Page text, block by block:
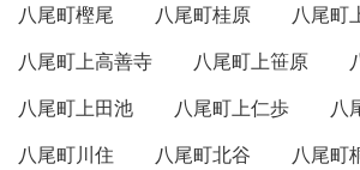
八尾町樫尾
八尾町桂原
八尾町
八尾町上高善寺
八尾町上笹原
八尾町上田池
八尾町上仁歩
八
八尾町川住
八尾町北谷
八尾町